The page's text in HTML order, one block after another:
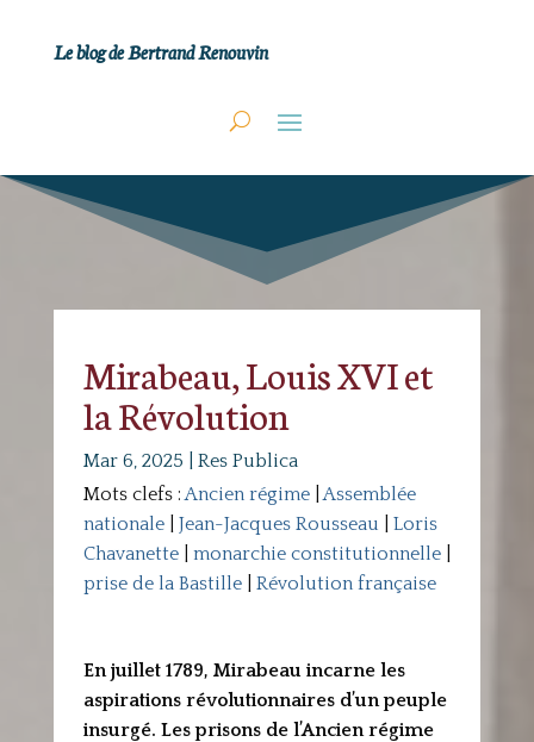
Le blog de Bertrand Renouvin
Mirabeau, Louis XVI et
la Révolution
Mar 6, 2025
Res Publica
Mots clefs :Ancien régime|Assemblée
nationale| Jean-Jacques Rousseau
Loris
Chavanette| monarchie constitutionnelle|
prise de la Bastille| Révolution française
En juillet 1789, Mirabeau incarne les
aspirations révolutionnaires d’un peuple
insurgé. Les prisons de l’Ancien régime